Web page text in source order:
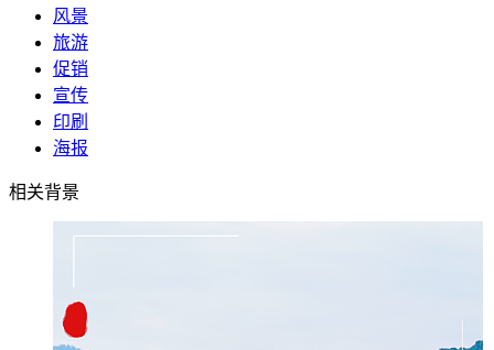
风景
旅游
促销
宣传
印刷
海报
相关背景